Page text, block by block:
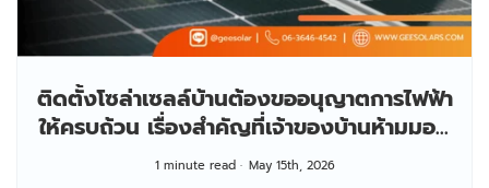
ติดตั้งโซล่าเซลล์บ้านต้องขออนุญาตการไฟฟ้า
ให้ครบถ้วน เรื่องสำคัญที่เจ้าของบ้านห้ามมอง
ข้าม
1 minute read May 15th, 2026